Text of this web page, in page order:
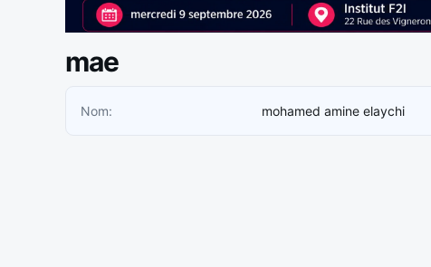
mae
Nom mohamed amine elaychi